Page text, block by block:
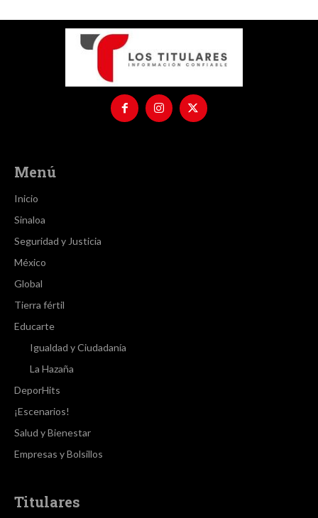
Menú
Inicio
Sinaloa
Seguridad y Justicia
México
Global
Tierra fértil
Educarte
Igualdad y Ciudadanía
La Hazaña
DeporHits
¡Escenarios!
Salud y Bienestar
Empresas y Bolsillos
Titulares